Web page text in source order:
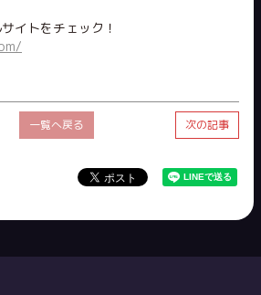
イトをチェック！
次の記事
一覧へ戻る